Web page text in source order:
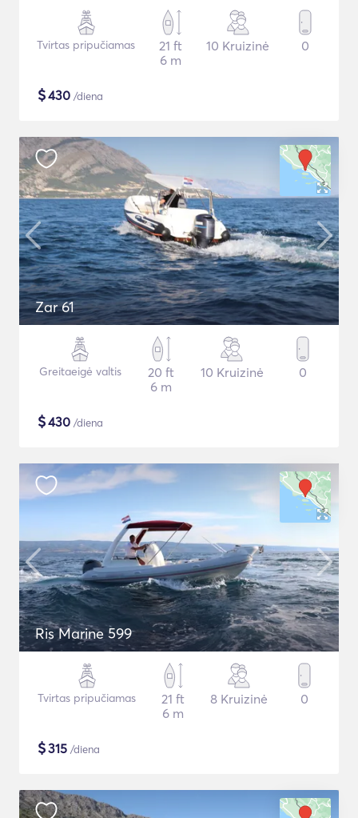
Tvirtas pripučiamas
21 ft
6 m
10 Kruizinė 0
$430 /diena
Zar 61
Greitaeigė valtis
20 ft
6 m
10 Kruizinė 0
$430 /diena
Ris Marine 599
Tvirtas pripučiamas
21 ft
6 m
8 Kruizinė 0
$315 /diena